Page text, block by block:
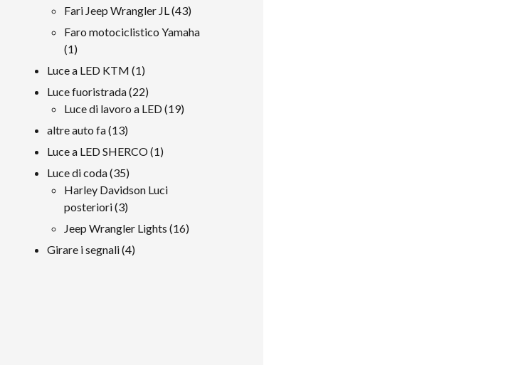
prodotti
Fari Jeep Wrangler JL 4343
prodotti
Faro motociclistico Yamaha
11
prodotto
Luce a LED KTM 11
prodotto
Luce fuoristrada 2222
prodotti
Luce di lavoro a LED 1919
altre auto fa 1313
prodotti
Luce a LED SHERCO 11
Luce di coda 3535
prodotti
Harley Davidson Luci
posteriori 33
prodotti
Jeep Wrangler Lights 1616
Girare i segnali 44